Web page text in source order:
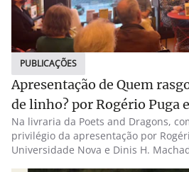
PUBLICAÇÕES
Apresentação de Quem
de linho? por Rogério Puga
na Livraria da Poets and
Na livraria da Poets and Dragons,
privilégio da apresentação por
Universidade Nova e Dinis H.